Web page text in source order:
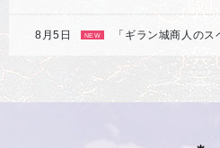
8月5日 NEW 「ギラン城商人の